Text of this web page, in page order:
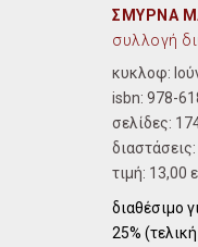
κυκλοφ:
isbn: 978-
σελίδες:
διαστάσεις:
τιμή: 13,00
ΣΜΥΡΝΑ
συλλογή
διαθέσιμο
25%